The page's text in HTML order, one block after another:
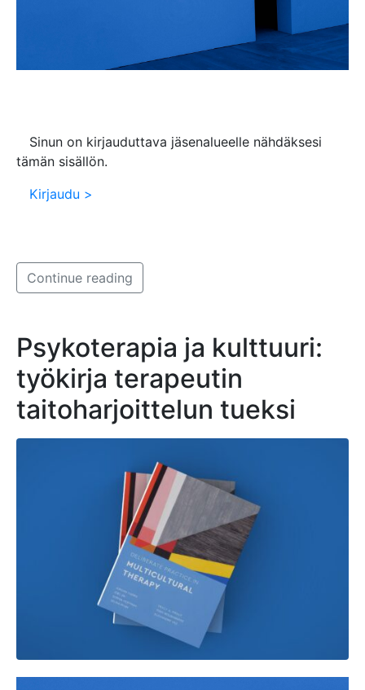
Sinun on kirjauduttava jäsenalueelle nähdäksesi
tämän sisällön.
Kirjaudu >
Continue reading
Psykoterapia ja kulttuuri:
työkirja terapeutin
taitoharjoittelun tueksi